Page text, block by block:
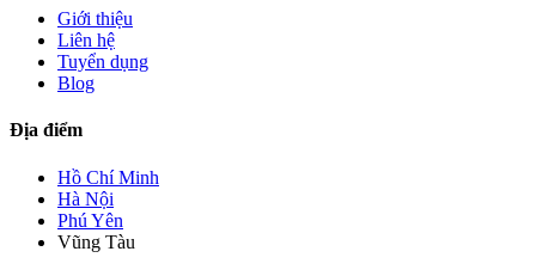
Giới thiệu
Liên hệ
Tuyển dụng
Blog
Địa điểm
Hồ Chí Minh
Hà Nội
Phú Yên
Vũng Tàu